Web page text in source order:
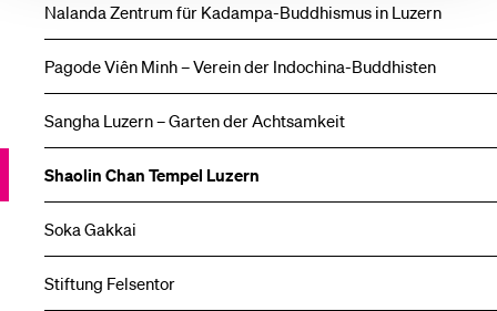
Nalanda Zentrum für Kadampa-Buddhismus in Luzern
Pagode Viên Minh – Verein der Indochina-Buddhisten
Sangha Luzern – Garten der Achtsamkeit
Shaolin Chan Tempel Luzern
Soka Gakkai
Stiftung Felsentor